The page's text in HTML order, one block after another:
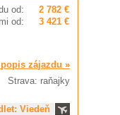
od:
2 782 €
od:
3 421 €
zájazdu »
Strava: raňajky
Viedeň